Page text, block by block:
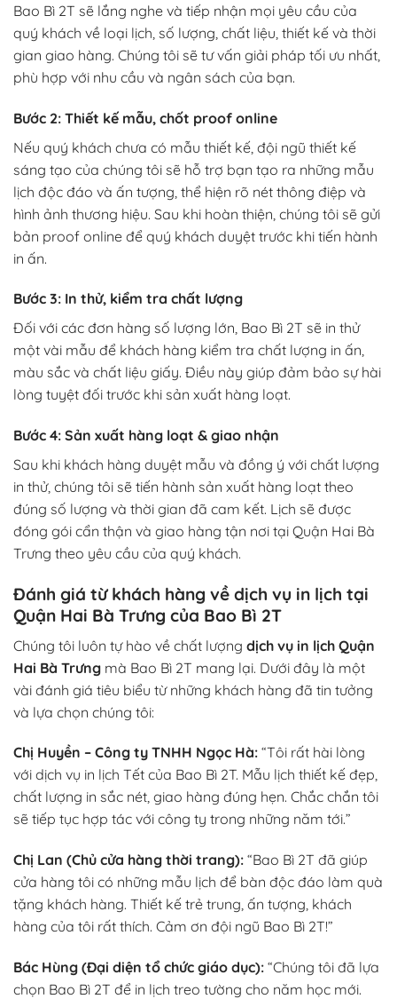
Bao Bì 2T sẽ lắng nghe và tiếp nhận mọi yêu cầu của
quý khách về loại lịch, số lượng, chất liệu, thiết kế và thời
gian giao hàng. Chúng tôi sẽ tư vấn giải pháp tối ưu nhất,
phù hợp với nhu cầu và ngân sách của bạn.
Bước 2: Thiết kế mẫu, chốt proof online
Nếu quý khách chưa có mẫu thiết kế, đội ngũ thiết kế
sáng tạo của chúng tôi sẽ hỗ trợ bạn tạo ra những mẫu
lịch độc đáo và ấn tượng, thể hiện rõ nét thông điệp và
hình ảnh thương hiệu. Sau khi hoàn thiện, chúng tôi sẽ gửi
bản proof online để quý khách duyệt trước khi tiến hành
in ấn.
Bước 3: In thử, kiểm tra chất lượng
Đối với các đơn hàng số lượng lớn, Bao Bì 2T sẽ in thử
một vài mẫu để khách hàng kiểm tra chất lượng in ấn,
màu sắc và chất liệu giấy. Điều này giúp đảm bảo sự hài
lòng tuyệt đối trước khi sản xuất hàng loạt.
Bước 4: Sản xuất hàng loạt & giao nhận
Sau khi khách hàng duyệt mẫu và đồng ý với chất lượng
in thử, chúng tôi sẽ tiến hành sản xuất hàng loạt theo
đúng số lượng và thời gian đã cam kết. Lịch sẽ được
đóng gói cẩn thận và giao hàng tận nơi tại Quận Hai Bà
Trưng theo yêu cầu của quý khách.
Đánh giá từ khách hàng về dịch vụ in lịch tại
Quận Hai Bà Trưng của Bao Bì 2T
Chúng tôi luôn tự hào về chất lượng dịch vụ in lịch Quận
Hai Bà Trưng mà Bao Bì 2T mang lại. Dưới đây là một
vài đánh giá tiêu biểu từ những khách hàng đã tin tưởng
và lựa chọn chúng tôi:
Chị Huyền – Công ty TNHH Ngọc Hà: “Tôi rất hài lòng
với dịch vụ in lịch Tết của Bao Bì 2T. Mẫu lịch thiết kế đẹp,
chất lượng in sắc nét, giao hàng đúng hẹn. Chắc chắn tôi
sẽ tiếp tục hợp tác với công ty trong những năm tới.”
Chị Lan (Chủ cửa hàng thời trang): “Bao Bì 2T đã giúp
cửa hàng tôi có những mẫu lịch để bàn độc đáo làm quà
tặng khách hàng. Thiết kế trẻ trung, ấn tượng, khách
hàng của tôi rất thích. Cảm ơn đội ngũ Bao Bì 2T!”
Bác Hùng (Đại diện tổ chức giáo dục): “Chúng tôi đã lựa
chọn Bao Bì 2T để in lịch treo tường cho năm học mới.